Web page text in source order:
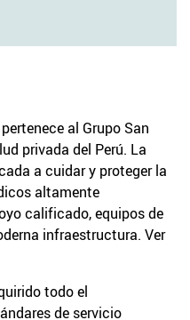
al Grupo San
privada del Perú. La
a cuidar y proteger la
altamente
calificado, equipos de
infraestructura. Ver
todo el
de servicio